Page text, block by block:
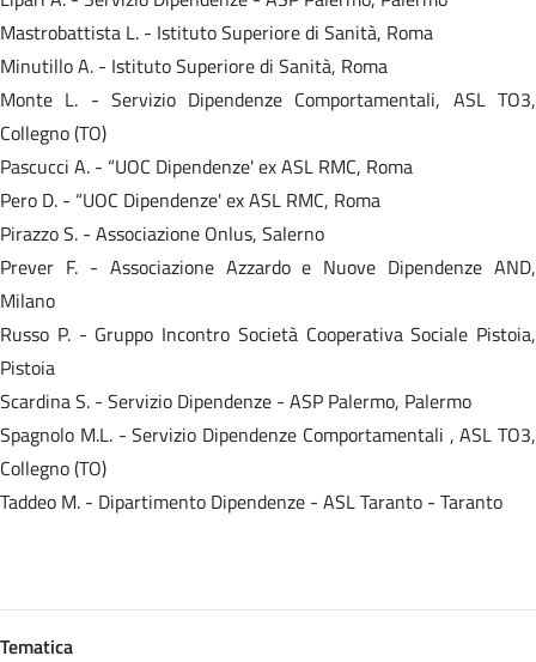
Mastrobattista L. - Istituto Superiore di Sanità, Roma
Minutillo A. - Istituto Superiore di Sanità, Roma
Monte L. - Servizio Dipendenze Comportamentali, ASL TO3,
Collegno (TO)
Pascucci A. - “UOC Dipendenze' ex ASL RMC, Roma
Pero D. - “UOC Dipendenze' ex ASL RMC, Roma
Pirazzo S. - Associazione Onlus, Salerno
Prever F. - Associazione Azzardo e Nuove Dipendenze AND,
Milano
Russo P. - Gruppo Incontro Società Cooperativa Sociale Pistoia,
Pistoia
Scardina S. - Servizio Dipendenze - ASP Palermo, Palermo
Spagnolo M.L. - Servizio Dipendenze Comportamentali , ASL TO3,
Collegno (TO)
Taddeo M. - Dipartimento Dipendenze - ASL Taranto - Taranto
Tematica